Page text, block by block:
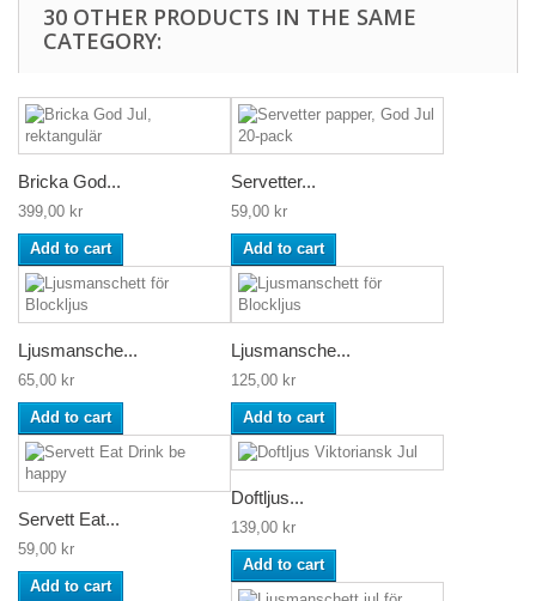
30 OTHER PRODUCTS IN THE SAME
CATEGORY:
Bricka God...
399,00 kr
Add to cart
Servetter...
59,00 kr
Add to cart
Ljusmansche...
65,00 kr
Add to cart
Ljusmansche...
125,00 kr
Add to cart
Servett Eat...
59,00 kr
Add to cart
Doftljus...
139,00 kr
Add to cart